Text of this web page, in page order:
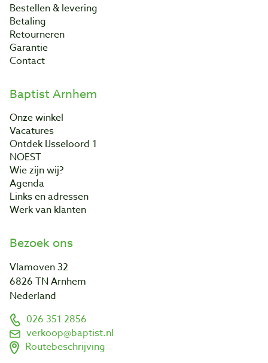
Bestellen & levering
Betaling
Retourneren
Garantie
Contact
Baptist Arnhem
Onze winkel
Vacatures
Ontdek IJsseloord 1
NOEST
Wie zijn wij?
Agenda
Links en adressen
Werk van klanten
Bezoek ons
Vlamoven 32
6826 TN Arnhem
Nederland
026 351 2856
verkoop@baptist.nl
Routebeschrijving